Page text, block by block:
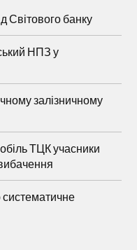
Світового банку
НПЗ у
залізничному
ТЦК учасники